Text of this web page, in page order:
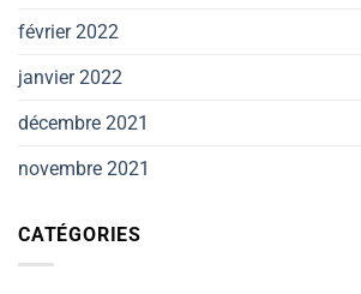
février 2022
janvier 2022
décembre 2021
novembre 2021
CATÉGORIES